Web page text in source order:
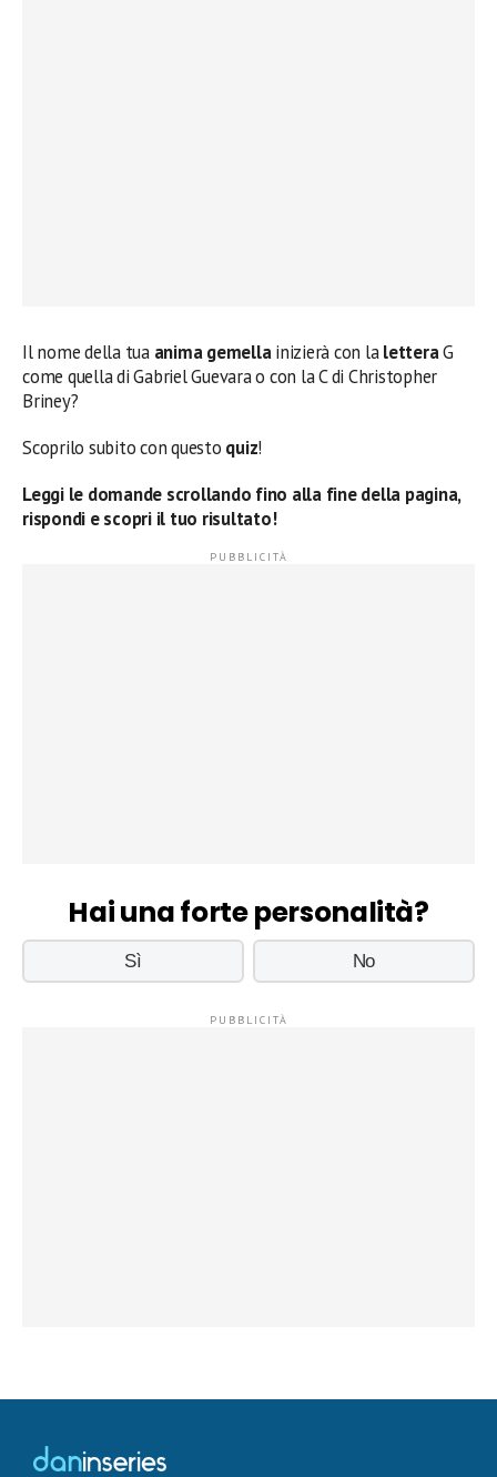
Il nome della tua anima gemellainizierà con laletteraG
come quella di Gabriel Guevara o con la C di Christopher
Briney?
Scoprilo subito con questo quiz!
Leggi le domande scrollando fino alla fine della pagina,
rispondi e scopri il tuo risultato!
Hai una forte personalità?
Sì No